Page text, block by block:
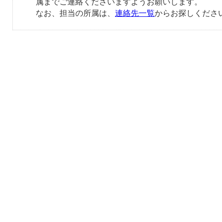
属までご連絡くださいますようお願いします。
なお、担当の所属は、 連絡先一覧からお探しくださ